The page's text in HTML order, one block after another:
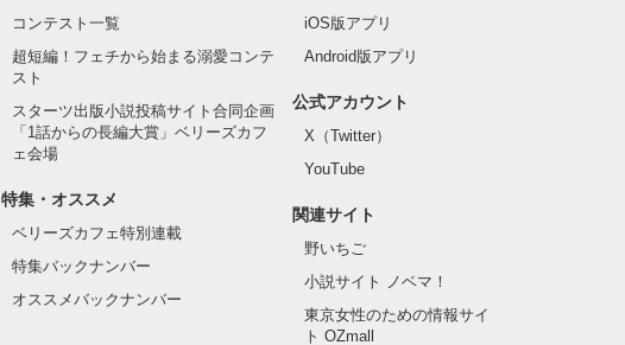
コンテスト一覧
超短編！フェチから始まる溺愛コンテ
スト
スターツ出版小説投稿サイト合同企画
「1話からの長編大賞」ベリーズカフ
ェ会場
特集・オススメ
ベリーズカフェ特別連載
特集バックナンバー
オススメバックナンバー
iOS版アプリ
Android版アプリ
公式アカウント
X（Twitter）
YouTube
関連サイト
野いちご
小説サイト ノベマ！
東京女性のための情報サイ
ト OZmall